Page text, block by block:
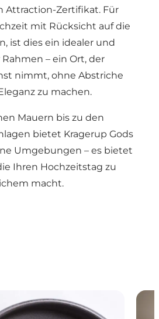
Attraction-Zertifikat. Für
mit Rücksicht auf die
ist dies ein idealer und
– ein Ort, der
nimmt, ohne Abstriche
zu machen.
Mauern bis zu den
bietet Kragerup Gods
Umgebungen – es bietet
Ihren Hochzeitstag zu
macht.